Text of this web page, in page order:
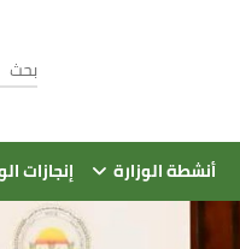
أنشطة الوزارة إنجازات